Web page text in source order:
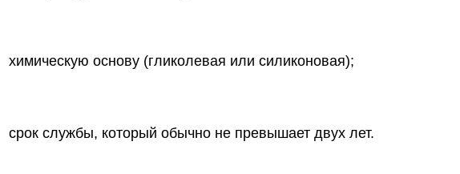
химическую основу (гликолевая или силиконовая);
срок службы, который обычно не превышает двух лет.